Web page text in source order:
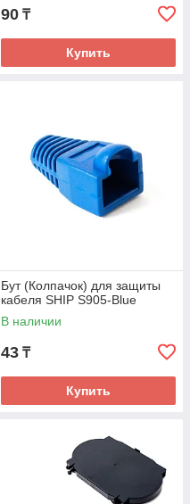
90 ₸
Купить
Бут (Колпачок) для защиты
кабеля SHIP S905-Blue
В наличии
43 ₸
Купить